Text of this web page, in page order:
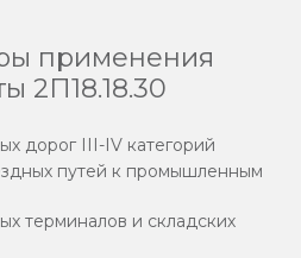
применения
2П18.18.30
дорог III-IV категорий
путей к промышленным
терминалов и складских